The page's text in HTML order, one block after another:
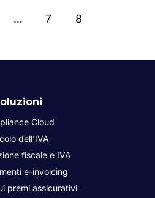
… 7 8
Cloud
dell’IVA
fiscale e IVA
e-invoicing
premi assicurativi